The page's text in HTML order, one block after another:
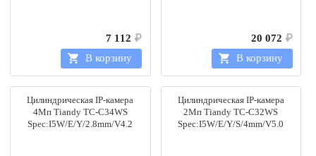
7 112 ₽
В корзину
20 072 ₽
В корзину
Цилиндрическая IP-камера
4Мп Tiandy TC-C34WS
Spec:I5W/E/Y/2.8mm/V4.2
Цилиндрическая IP-камера
2Мп Tiandy TC-C32WS
Spec:I5W/E/Y/S/4mm/V5.0